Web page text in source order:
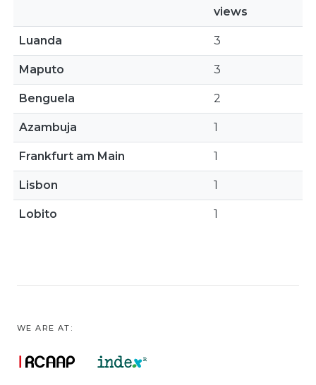
views
Luanda 3
Maputo 3
Benguela 2
Azambuja 1
Frankfurt am Main 1
Lisbon 1
Lobito 1
WE ARE AT: